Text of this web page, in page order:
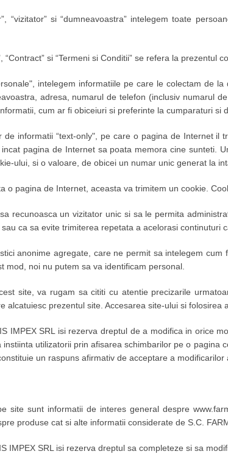
“vizitator” si “dumneavoastra” intelegem toate
“Contract” si “Termeni si Conditii” se refera la prezentul
intelegem informatiile pe care le colectam de
adresa, numarul de telefon (inclusiv numarul
cum ar fi obiceiuri si preferinte la cumparaturi si
de informatii “text-only", pe care o pagina de Internet
pagina de Internet sa poata memora cine sunteti.
ului, si o valoare, de obicei un numar unic generat la
o pagina de Internet, aceasta va trimitem un cookie.
recunoasca un vizitator unic si sa le permita
ca sa evite trimiterea repetata a acelorasi continuturi
anonime agregate, care ne permit sa intelegem
mod, noi nu putem sa va identificam personal.
site, va rugam sa cititi cu atentie precizarile
alcatuiesc prezentul site. Accesarea site-ului si
IMPEX SRL isi rezerva dreptul de a modifica in orice
instiinta utilizatorii prin afisarea schimbarilor pe o
un raspuns afirmativ de acceptare a modificarilor
site sunt informatii de interes general despre
produse cat si alte informatii considerate de S.C.
IMPEX SRL isi rezerva dreptul sa completeze si sa